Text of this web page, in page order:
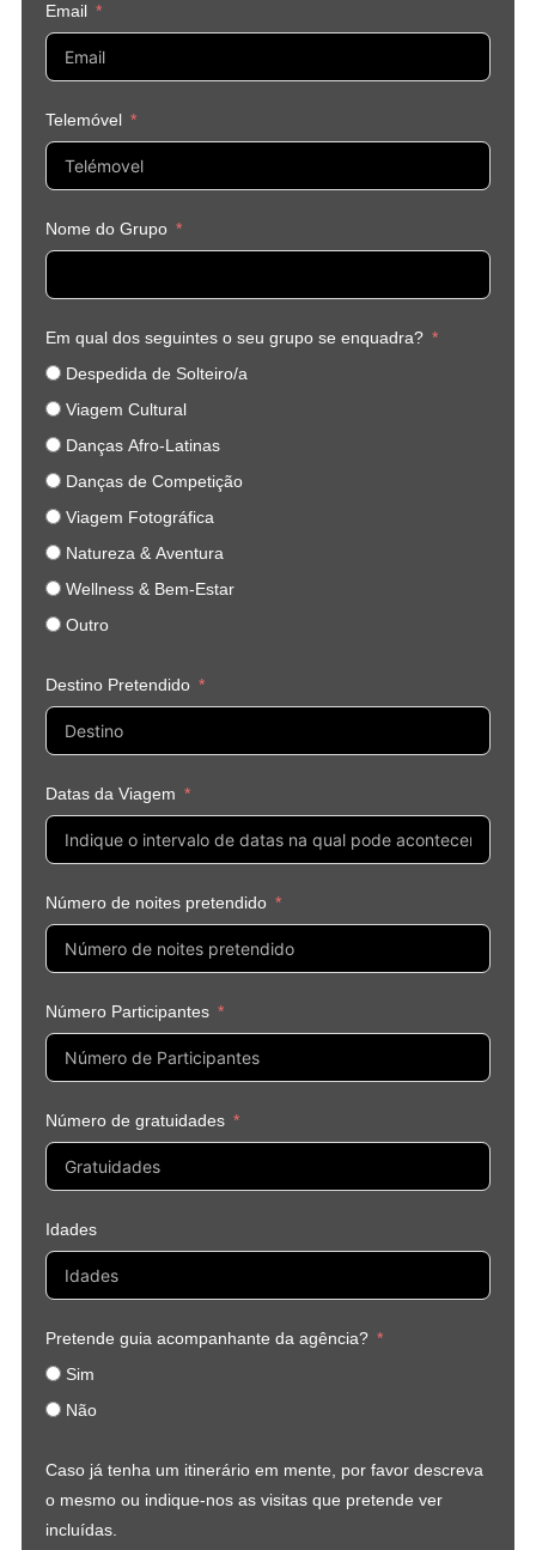
Email
Telemóvel
Nome do Grupo
Em qual dos seguintes o seu grupo se enquadra?
Despedida de Solteiro/a
Viagem Cultural
Danças Afro-Latinas
Danças de Competição
Viagem Fotográfica
Natureza & Aventura
Wellness & Bem-Estar
Outro
Destino Pretendido
Datas da Viagem
Número de noites pretendido
Número Participantes
Número de gratuidades
Idades
Pretende guia acompanhante da agência?
Sim
Não
Caso já tenha um itinerário em mente, por favor descreva
o mesmo ou indique-nos as visitas que pretende ver
incluídas.